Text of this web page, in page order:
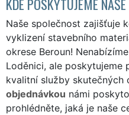
Naše společnost zajišťuje
vyklizení stavebního
okrese Beroun!
Loděnici, ale poskytujeme
kvalitní služby skutečných
objednávkou námi
prohlédněte, jaká je naše